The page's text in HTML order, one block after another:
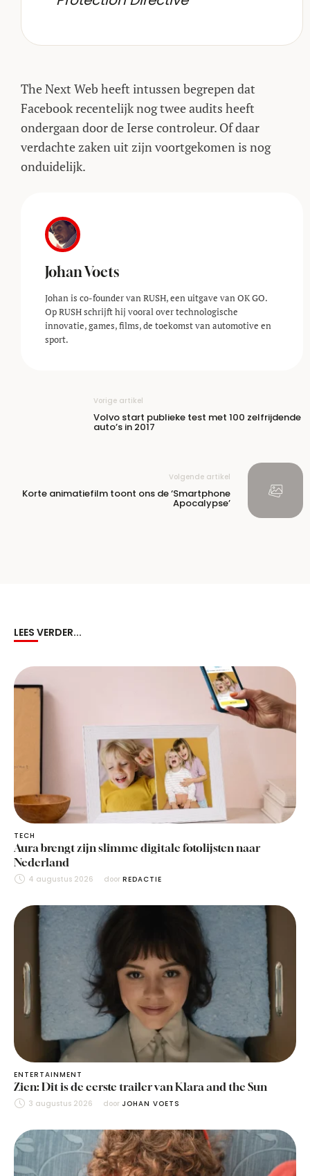
The Next Web heeft intussen begrepen dat
Facebook recentelijk nog twee audits heeft
ondergaan door de Ierse controleur. Of daar
verdachte zaken uit zijn voortgekomen is nog
onduidelijk.
Johan Voets
Johan is co-founder van RUSH, een uitgave van OK GO.
Op RUSH schrijft hij vooral over technologische
innovatie, games, films, de toekomst van automotive en
sport.
Vorige artikel
Volvo start publieke test met 100 zelfrijdende
auto’s in 2017
Volgende artikel
Korte animatiefilm toont ons de ‘Smartphone
Apocalypse’
LEES VERDER...
TECH
Aura brengt zijn slimme digitale fotolijsten naar
Nederland
4 augustus 2026 door REDACTIE
ENTERTAINMENT
Zien: Dit is de eerste trailer van Klara and the Sun
3 augustus 2026 door JOHAN VOETS